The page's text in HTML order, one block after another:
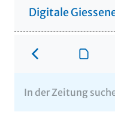
Digitale